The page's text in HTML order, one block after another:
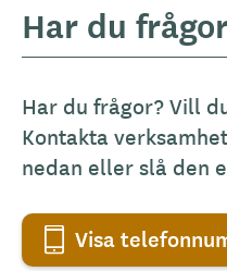
Har du
Har du frågor? Vill
Kontakta
nedan eller slå den
Visa